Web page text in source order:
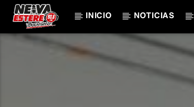
INICIO NOTICIAS
CANCIÓN ACTUAL
TÍTULO